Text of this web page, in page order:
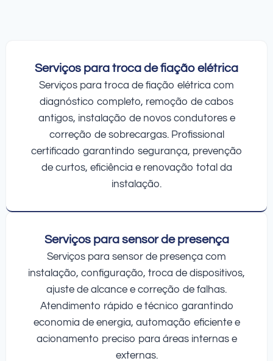
Serviços para troca de fiação elétrica
Serviços para troca de fiação elétrica com
diagnóstico completo, remoção de cabos
antigos, instalação de novos condutores e
correção de sobrecargas. Profissional
certificado garantindo segurança, prevenção
de curtos, eficiência e renovação total da
instalação.
Serviços para sensor de presença
Serviços para sensor de presença com
instalação, configuração, troca de dispositivos,
ajuste de alcance e correção de falhas.
Atendimento rápido e técnico garantindo
economia de energia, automação eficiente e
acionamento preciso para áreas internas e
externas.